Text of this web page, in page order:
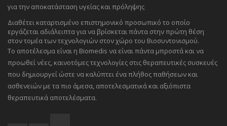
για την αποκατάσταση υγείας και πρόληψης
Διαθέτει καταρτισμένο επιστημονικό προσωπικό το οποίο
εργάζεται αδιάλειπτα για να βρίσκεται πάντα στην πρώτη θέση
στον τομέα των τεχνολογιών στον χώρο του Βιοσυντονισμού.
Το αποτέλεσμα είναι η Biomedis να είναι πάντα μπροστά και να
προωθεί νέες, καινοτόμες τεχνολογίες στις θεραπευτικές συσκευές
που δημιουργεί ώστε να καλύπτει ένα πλήθος παθήσεων και
ασθενειών με τα πιο άμεσα, αποτελεσματικά και αξιόπιστα
θεραπευτικά αποτελέσματα.